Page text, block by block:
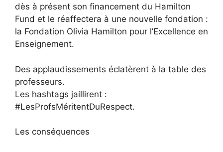
dès à présent son financement du Hamilton
Fund et le réaffectera à une nouvelle fondation :
la Fondation Olivia Hamilton pour l’Excellence en
Enseignement.
Des applaudissements éclatèrent à la table des
professeurs.
Les hashtags jaillirent :
#LesProfsMéritentDuRespect.
Les conséquences